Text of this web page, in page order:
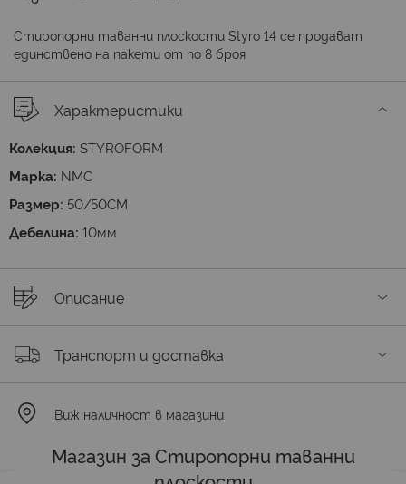
Стиропорни таванни плоскости Styro 14 се продават
единствено на пакети от по 8 броя
Характеристики
Колекция: STYROFORM
Марка: NMC
Размер: 50/50СМ
Дебелина: 10мм
Описание
Транспорт и доставка
Виж наличност в магазини
Магазин за Стиропорни таванни